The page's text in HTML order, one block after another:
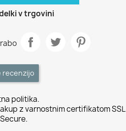
v trgovini
recenzijo
politika.
z varnostnim certifikatom